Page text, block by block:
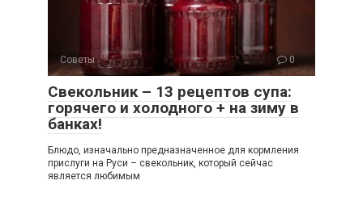
Советы 0
Свекольник – 13 рецептов супа:
горячего и холодного + на зиму в
банках!
Блюдо, изначально предназначенное для кормления
прислуги на Руси – свекольник, который сейчас
является любимым